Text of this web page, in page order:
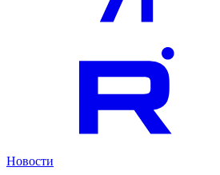
Новости